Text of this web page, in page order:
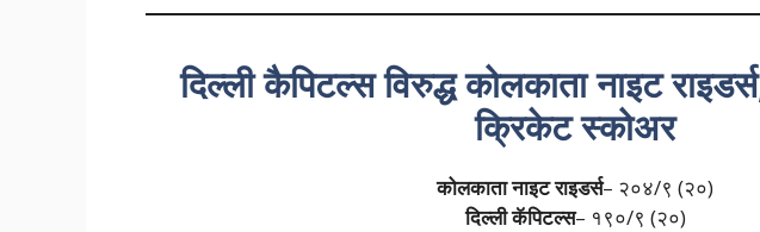
दिल्ली कैपिटल्स विरुद्ध कोलकाता नाइट
क्रिकेट स्कोअर
कोलकाता नाइट राइडर्स– २०४/९ (२०)
दिल्ली कॅपिटल्स– १९०/९ (२०)